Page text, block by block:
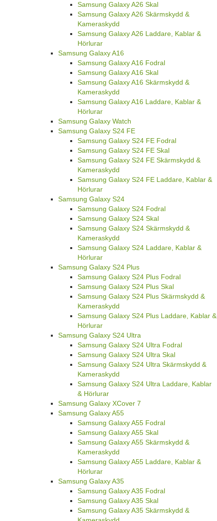
Samsung Galaxy A26 Skal
Samsung Galaxy A26 Skärmskydd &
Kameraskydd
Samsung Galaxy A26 Laddare, Kablar &
Hörlurar
Samsung Galaxy A16
Samsung Galaxy A16 Fodral
Samsung Galaxy A16 Skal
Samsung Galaxy A16 Skärmskydd &
Kameraskydd
Samsung Galaxy A16 Laddare, Kablar &
Hörlurar
Samsung Galaxy Watch
Samsung Galaxy S24 FE
Samsung Galaxy S24 FE Fodral
Samsung Galaxy S24 FE Skal
Samsung Galaxy S24 FE Skärmskydd &
Kameraskydd
Samsung Galaxy S24 FE Laddare, Kablar &
Hörlurar
Samsung Galaxy S24
Samsung Galaxy S24 Fodral
Samsung Galaxy S24 Skal
Samsung Galaxy S24 Skärmskydd &
Kameraskydd
Samsung Galaxy S24 Laddare, Kablar &
Hörlurar
Samsung Galaxy S24 Plus
Samsung Galaxy S24 Plus Fodral
Samsung Galaxy S24 Plus Skal
Samsung Galaxy S24 Plus Skärmskydd &
Kameraskydd
Samsung Galaxy S24 Plus Laddare, Kablar &
Hörlurar
Samsung Galaxy S24 Ultra
Samsung Galaxy S24 Ultra Fodral
Samsung Galaxy S24 Ultra Skal
Samsung Galaxy S24 Ultra Skärmskydd &
Kameraskydd
Samsung Galaxy S24 Ultra Laddare, Kablar
& Hörlurar
Samsung Galaxy XCover 7
Samsung Galaxy A55
Samsung Galaxy A55 Fodral
Samsung Galaxy A55 Skal
Samsung Galaxy A55 Skärmskydd &
Kameraskydd
Samsung Galaxy A55 Laddare, Kablar &
Hörlurar
Samsung Galaxy A35
Samsung Galaxy A35 Fodral
Samsung Galaxy A35 Skal
Samsung Galaxy A35 Skärmskydd &